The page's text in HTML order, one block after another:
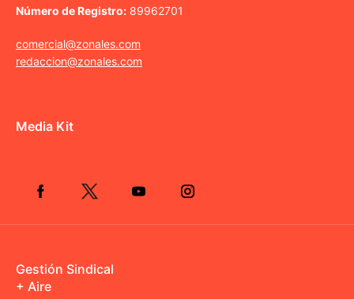
Número de Registro: 89962701
comercial@zonales.com
redaccion@zonales.com
Media Kit
Gestión Sindical
+ Aire